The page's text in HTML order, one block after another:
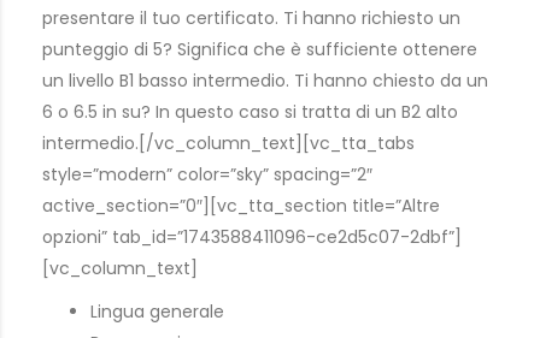
presentare il tuo certificato. Ti hanno richiesto un
punteggio di 5? Significa che è sufficiente ottenere
un livello B1 basso intermedio. Ti hanno chiesto da un
6 o 6.5 in su? In questo caso si tratta di un B2 alto
intermedio.[/vc_column_text][vc_tta_tabs
style=”modern” color=”sky” spacing=”2″
active_section=”0″][vc_tta_section title=”Altre
opzioni” tab_id=”1743588411096-ce2d5c07-2dbf”]
[vc_column_text]
Lingua generale